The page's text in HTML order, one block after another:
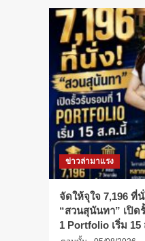
อรีอัล
และ
ยู
เนส
โก
ประกาศ
ราย
ชื่อ
นัก
วิทยาศาสตร์
หญิง
รางวัล
เกียรติยศ
นานาชาติ
โครงการ
ทุ
นวิจัยล
ข่าวล่ามาแรง
จัดให้จุใจ 7,196 ที่
“สวนสุนันทา” เปิด
1 Portfolio เริ่ม 15